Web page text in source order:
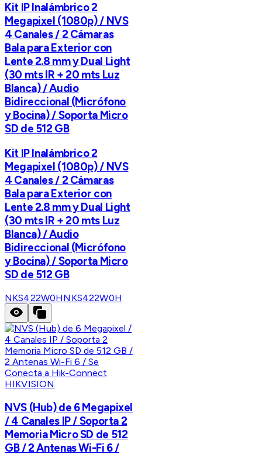
Kit IP Inalámbrico 2
Megapixel (1080p) / NVS
4 Canales / 2 Cámaras
Bala para Exterior con
Lente 2.8 mm y Dual Light
(30 mts IR + 20 mts Luz
Blanca) / Audio
Bidireccional (Micrófono
y Bocina) / Soporta Micro
SD de 512 GB
Kit IP Inalámbrico 2
Megapixel (1080p) / NVS
4 Canales / 2 Cámaras
Bala para Exterior con
Lente 2.8 mm y Dual Light
(30 mts IR + 20 mts Luz
Blanca) / Audio
Bidireccional (Micrófono
y Bocina) / Soporta Micro
SD de 512 GB
NKS422W0HNKS422W0H
HIKVISION
NVS (Hub) de 6 Megapixel
/ 4 Canales IP / Soporta 2
Memoria Micro SD de 512
GB / 2 Antenas Wi-Fi 6 /